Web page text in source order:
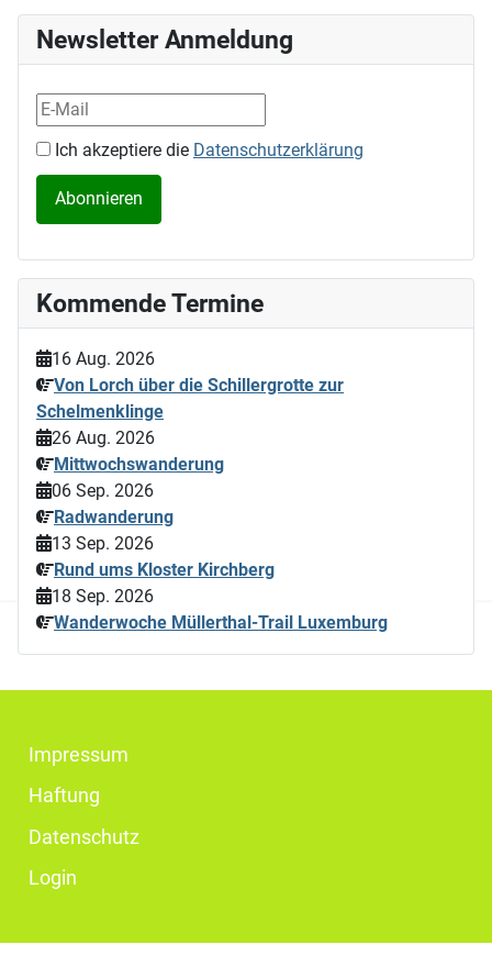
Newsletter Anmeldung
Ich akzeptiere die Datenschutzerklärung
Kommende Termine
16 Aug. 2026
Von Lorch über die Schillergrotte zur
Schelmenklinge
26 Aug. 2026
Mittwochswanderung
06 Sep. 2026
Radwanderung
13 Sep. 2026
Rund ums Kloster Kirchberg
18 Sep. 2026
Wanderwoche Müllerthal-Trail Luxemburg
Impressum
Haftung
Datenschutz
Login